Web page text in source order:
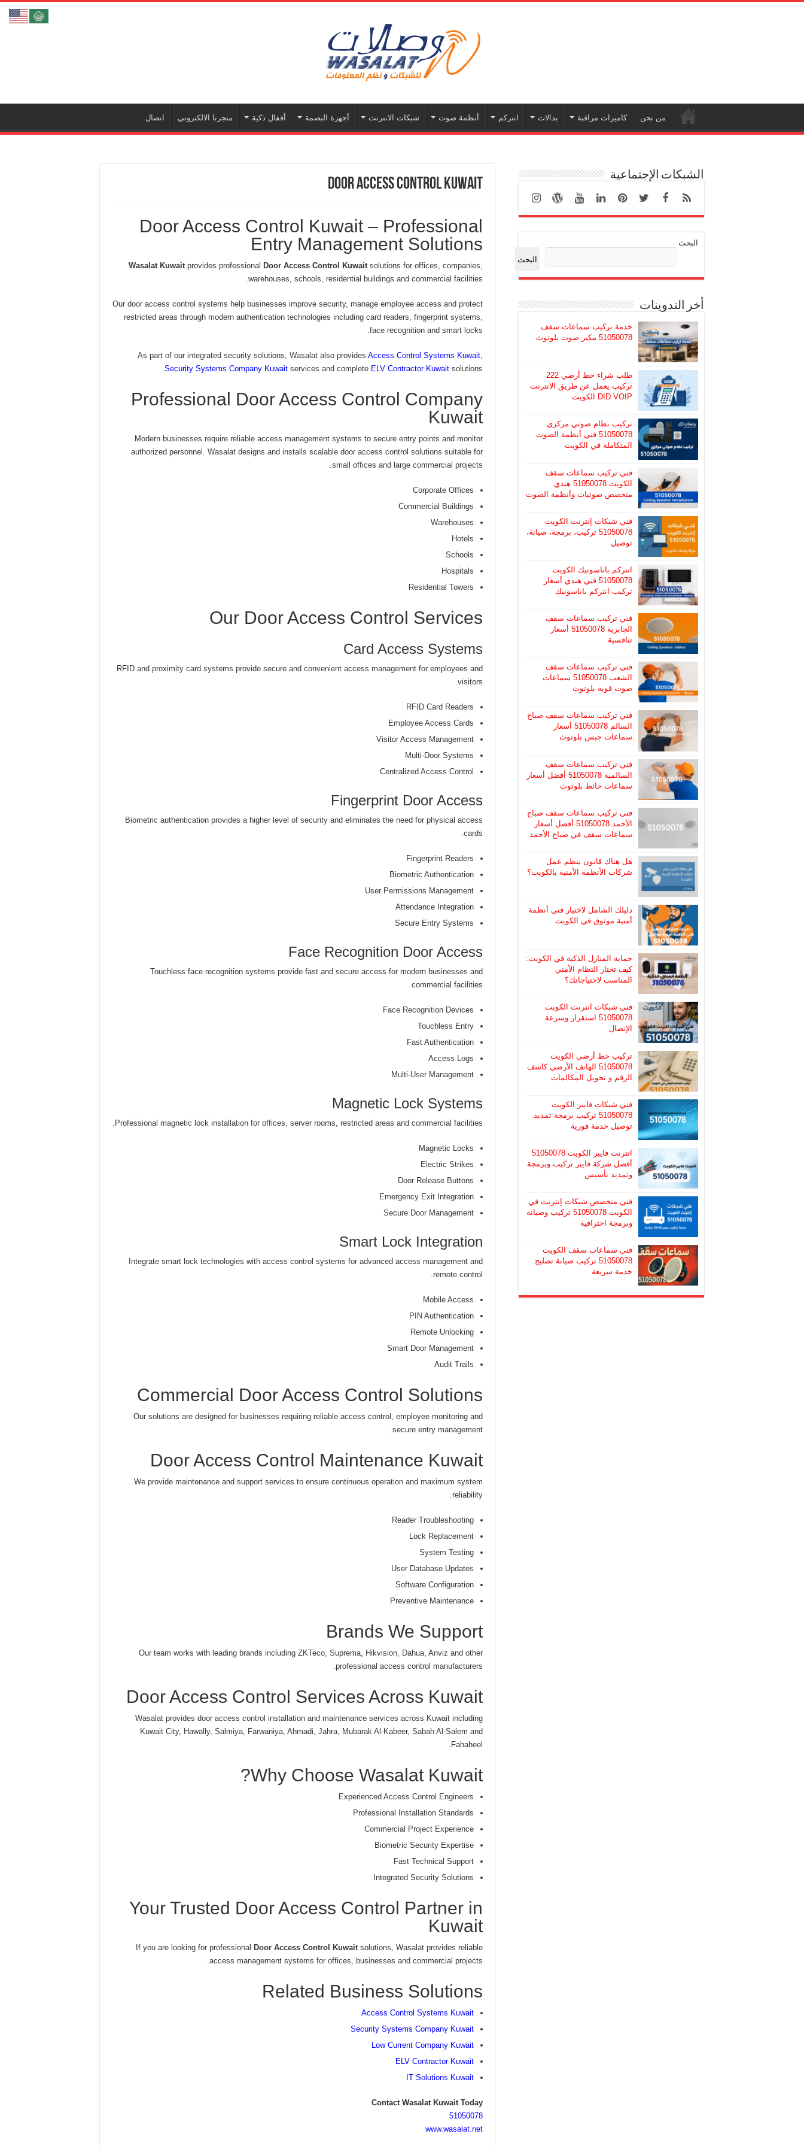
من نحن كاميرات مراقبة بدالات انتركم أنظمة صوت شبكات الانترنت أجهزة البصمة أقفال ذكية متجرنا الالكتروني اتصال
Door Access Control Kuwait
Door Access Control Kuwait – Professional
Entry Management Solutions
Wasalat Kuwaitprovides professional Door Access Control Kuwaitsolutions for offices, companies,
warehouses, schools, residential buildings and commercial facilities.
Our door access control systems help businesses improve security, manage employee access and protect
restricted areas through modern authentication technologies including card readers, fingerprint systems,
face recognition and smart locks.
As part of our integrated security solutions, Wasalat also provides Access Control Systems Kuwait,
Security Systems Company Kuwait services and complete ELV Contractor Kuwait solutions.
Professional Door Access Control Company
Kuwait
Modern businesses require reliable access management systems to secure entry points and monitor
authorized personnel. Wasalat designs and installs scalable door access control solutions suitable for
small offices and large commercial projects.
Corporate Offices
Commercial Buildings
Warehouses
Hotels
Schools
Hospitals
Residential Towers
Our Door Access Control Services
Card Access Systems
RFID and proximity card systems provide secure and convenient access management for employees and
visitors.
RFID Card Readers
Employee Access Cards
Visitor Access Management
Multi-Door Systems
Centralized Access Control
Fingerprint Door Access
Biometric authentication provides a higher level of security and eliminates the need for physical access
cards.
Fingerprint Readers
Biometric Authentication
User Permissions Management
Attendance Integration
Secure Entry Systems
Face Recognition Door Access
Touchless face recognition systems provide fast and secure access for modern businesses and
commercial facilities.
Face Recognition Devices
Touchless Entry
Fast Authentication
Access Logs
Multi-User Management
Magnetic Lock Systems
Professional magnetic lock installation for offices, server rooms, restricted areas and commercial facilities.
Magnetic Locks
Electric Strikes
Door Release Buttons
Emergency Exit Integration
Secure Door Management
Smart Lock Integration
Integrate smart lock technologies with access control systems for advanced access management and
remote control.
Mobile Access
PIN Authentication
Remote Unlocking
Smart Door Management
Audit Trails
Commercial Door Access Control Solutions
Our solutions are designed for businesses requiring reliable access control, employee monitoring and
secure entry management.
Door Access Control Maintenance Kuwait
We provide maintenance and support services to ensure continuous operation and maximum system
reliability.
Reader Troubleshooting
Lock Replacement
System Testing
User Database Updates
Software Configuration
Preventive Maintenance
Brands We Support
Our team works with leading brands including ZKTeco, Suprema, Hikvision, Dahua, Anviz and other
professional access control manufacturers.
Door Access Control Services Across Kuwait
Wasalat provides door access control installation and maintenance services across Kuwait including
Kuwait City, Hawally, Salmiya, Farwaniya, Ahmadi, Jahra, Mubarak Al-Kabeer, Sabah Al-Salem and
Fahaheel.
Why Choose Wasalat Kuwait?
Experienced Access Control Engineers
Professional Installation Standards
Commercial Project Experience
Biometric Security Expertise
Fast Technical Support
Integrated Security Solutions
Your Trusted Door Access Control Partner in
Kuwait
If you are looking for professional Door Access Control Kuwaitsolutions, Wasalat provides reliable
access management systems for offices, businesses and commercial projects.
Related Business Solutions
Access Control Systems Kuwait
Security Systems Company Kuwait
Low Current Company Kuwait
ELV Contractor Kuwait
IT Solutions Kuwait
Contact Wasalat Kuwait Today
51050078
www.wasalat.net
الشبكات الإجتماعية
البحث
البحث
أخر التدوينات
خدمة تركيب سماعات سقف
51050078 مكبر صوت بلوتوث
طلب شراء خط أرضي 222
تركيب يعمل عن طريق الانترنت
DID VOIP الكويت
تركيب نظام صوتي مركزي
51050078 فني أنظمة الصوت
المتكاملة في الكويت
فني تركيب سماعات سقف
الكويت 51050078 هندي
متخصص صوتيات وأنظمة الصوت
فني شبكات إنترنت الكويت
51050078 تركيب، برمجة، صيانة،
توصيل
انتركم باناسونيك الكويت
51050078 فني هندي أسعار
تركيب انتركم باناسونيك
فني تركيب سماعات سقف
الجابرية 51050078 أسعار
تنافسية
فني تركيب سماعات سقف
الشعب 51050078 سماعات
صوت قوية بلوتوث
فني تركيب سماعات سقف صباح
السالم 51050078 أسعار
سماعات جبس بلوتوث
فني تركيب سماعات سقف
السالمية 51050078 أفضل أسعار
سماعات حائط بلوتوث
فني تركيب سماعات سقف صباح
الأحمد 51050078 أفضل أسعار
سماعات سقف في صباح الأحمد
هل هناك قانون ينظم عمل
شركات الأنظمة الأمنية بالكويت؟
دليلك الشامل لاختيار فني أنظمة
أمنية موثوق في الكويت
حماية المنازل الذكية في الكويت:
كيف تختار النظام الأمني
المناسب لاحتياجاتك؟
فني شبكات انترنت الكويت
51050078 استقرار وسرعة
الإتصال
تركيب خط أرضي الكويت
51050078 الهاتف الأرضي كاشف
الرقم و تحويل المكالمات
فني شبكات فايبر الكويت
51050078 تركيب برمجة تمديد
توصيل خدمة فورية
انترنت فايبر الكويت 51050078
أفضل شركة فايبر تركيب وبرمجة
وتمديد تأسيس
فني متخصص شبكات إنترنت في
الكويت 51050078 تركيب وصيانة
وبرمجة احترافية
فني سماعات سقف الكويت
51050078 تركيب صيانة تصليح
خدمة سريعة